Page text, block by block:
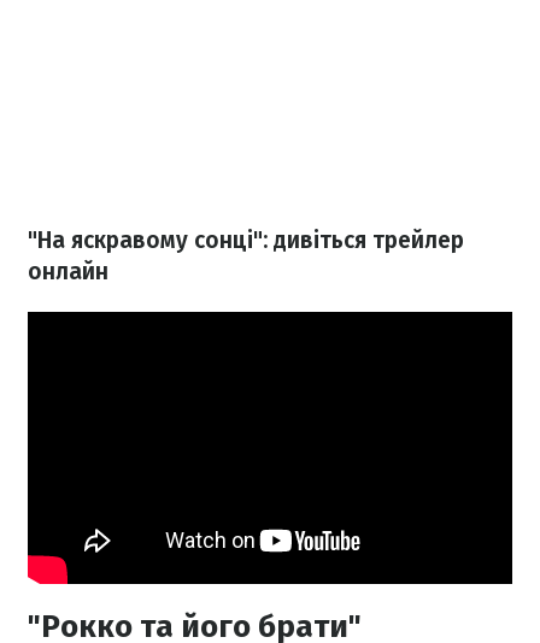
"На яскравому сонці": дивіться трейлер
онлайн
"Рокко та його брати"